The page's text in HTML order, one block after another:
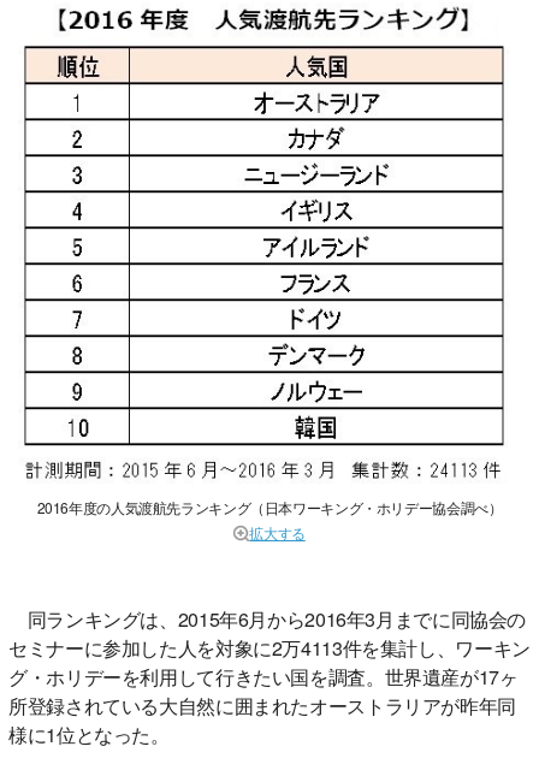
2016年度の人気渡航先ランキング（日本ワーキング・ホリデー協会調べ）
拡大する
同ランキングは、2015年6月から2016年3月までに同協会の
セミナーに参加した人を対象に2万4113件を集計し、ワーキン
グ・ホリデーを利用して行きたい国を調査。世界遺産が17ヶ
所登録されている大自然に囲まれたオーストラリアが昨年同
様に1位となった。